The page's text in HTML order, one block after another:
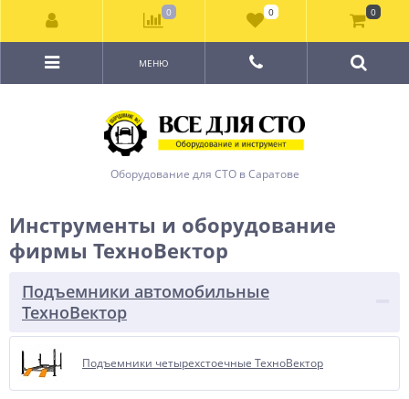
Оборудование для СТО в Саратове
МЕНЮ
Инструменты и оборудование
фирмы ТехноВектор
Подъемники автомобильные
ТехноВектор
Подъемники четырехстоечные ТехноВектор
0 0 0